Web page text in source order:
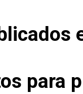
para